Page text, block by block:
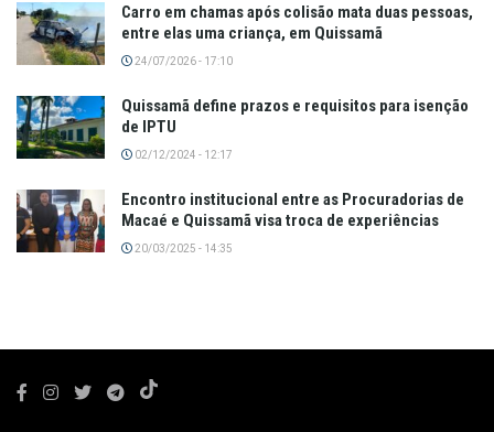
Carro em chamas após colisão mata duas pessoas,
entre elas uma criança, em Quissamã
24/07/2026 - 17:10
Quissamã define prazos e requisitos para isenção
de IPTU
02/12/2024 - 12:17
Encontro institucional entre as Procuradorias de
Macaé e Quissamã visa troca de experiências
20/03/2025 - 14:35